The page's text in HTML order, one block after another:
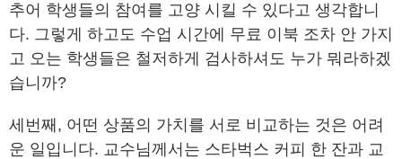
추어 학생들의 참여를 고양 시킬 수 있다고 생각합니
다. 그렇게 하고도 수업 시간에 무료 이북 조차 안 가지
고 오는 학생들은 철저하게 검사하셔도 누가 뭐라하겠
습니까?
세번째, 어떤 상품의 가치를 서로 비교하는 것은 어려
운 일입니다. 교수님께서는 스타벅스 커피 한 잔과 교